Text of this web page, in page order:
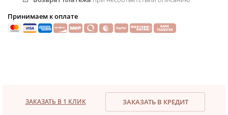
Принимаем к оплате
ЗАКАЗАТЬ В 1 КЛИК ЗАКАЗАТЬ В КРЕДИТ